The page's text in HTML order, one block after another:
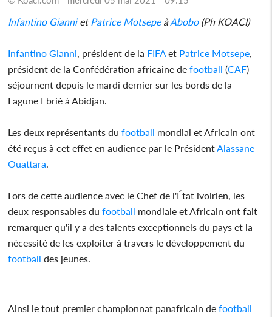
Infantino Gianniet Patrice MotsepeàAbobo(Ph KOACI)
Infantino Gianni , président de la FIFA et Patrice Motsepe
président de la Confédération africaine defootball (CAF)
séjournent depuis le mardi dernier sur les bords de la
Lagune Ebrié à Abidjan.
Les deux représentants dufootball mondial et Africain ont
été reçus à cet effet en audience par le Président Alassane
Ouattara
Lors de cette audience avec le Chef de l'État ivoirien, les
deux responsables dufootball mondiale et Africain ont fait
remarquer qu'il y a des talents exceptionnels du pays et la
nécessité de les exploiter à travers le développement du
football des jeunes.
Ainsi le tout premier championnat panafricain defootball